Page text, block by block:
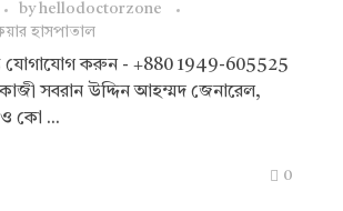
by hellodoctorzone
হাসপাতাল
যোগাযোগ করুন - +880 1949-605525
সবরান উদ্দিন আহম্মদ জেনারেল,
ও কো ...
0